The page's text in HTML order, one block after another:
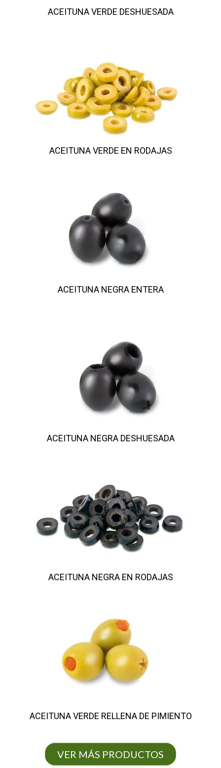
ACEITUNA VERDE DESHUESADA
ACEITUNA VERDE EN RODAJAS
ACEITUNA NEGRA ENTERA
ACEITUNA NEGRA DESHUESADA
ACEITUNA NEGRA EN RODAJAS
ACEITUNA VERDE RELLENA DE PIMIENTO
VER MÁS PRODUCTOS